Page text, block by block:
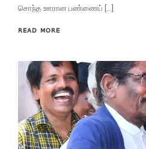
சொந்த ஊரான பண்ணைப் […]
READ MORE